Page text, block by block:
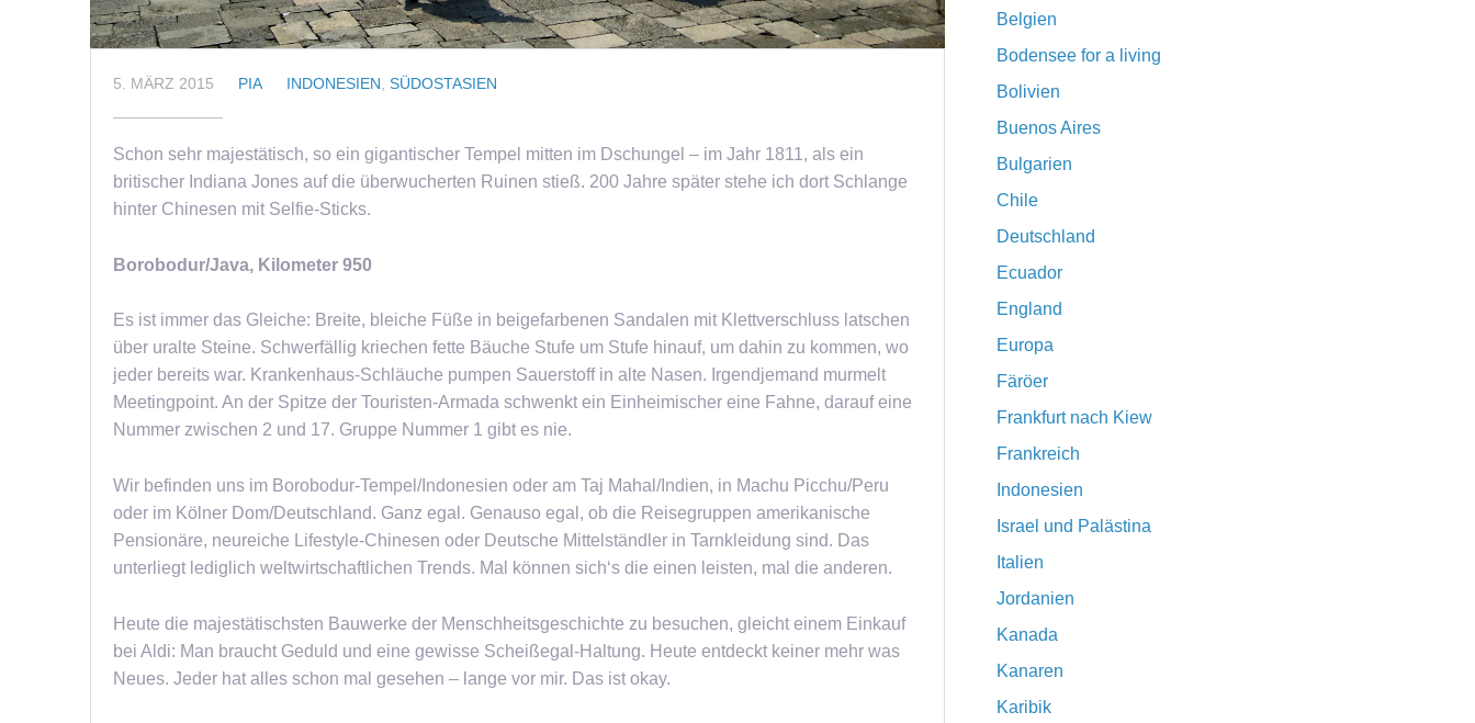
5. MÄRZ 2015 PIA INDONESIEN SÜDOSTASIEN
Schon sehr majestätisch, so ein gigantischer Tempel mitten im Dschungel – im Jahr 1811, als ein
britischer Indiana Jones auf die überwucherten Ruinen stieß. 200 Jahre später stehe ich dort Schlange
hinter Chinesen mit Selfie-Sticks.
Borobodur/Java, Kilometer 950
Es ist immer das Gleiche: Breite, bleiche Füße in beigefarbenen Sandalen mit Klettverschluss latschen
über uralte Steine. Schwerfällig kriechen fette Bäuche Stufe um Stufe hinauf, um dahin zu kommen, wo
jeder bereits war. Krankenhaus-Schläuche pumpen Sauerstoff in alte Nasen. Irgendjemand murmelt
Meetingpoint. An der Spitze der Touristen-Armada schwenkt ein Einheimischer eine Fahne, darauf eine
Nummer zwischen 2 und 17. Gruppe Nummer 1 gibt es nie.
Wir befinden uns im Borobodur-Tempel/Indonesien oder am Taj Mahal/Indien, in Machu Picchu/Peru
oder im Kölner Dom/Deutschland. Ganz egal. Genauso egal, ob die Reisegruppen amerikanische
Pensionäre, neureiche Lifestyle-Chinesen oder Deutsche Mittelständler in Tarnkleidung sind. Das
unterliegt lediglich weltwirtschaftlichen Trends. Mal können sich‘s die einen leisten, mal die anderen.
Heute die majestätischsten Bauwerke der Menschheitsgeschichte zu besuchen, gleicht einem Einkauf
bei Aldi: Man braucht Geduld und eine gewisse Scheißegal-Haltung. Heute entdeckt keiner mehr was
Neues. Jeder hat alles schon mal gesehen – lange vor mir. Das ist okay.
Belgien
Bodensee for a living
Bolivien
Buenos Aires
Bulgarien
Chile
Deutschland
Ecuador
England
Europa
Färöer
Frankfurt nach Kiew
Frankreich
Indonesien
Israel und Palästina
Italien
Jordanien
Kanada
Kanaren
Karibik